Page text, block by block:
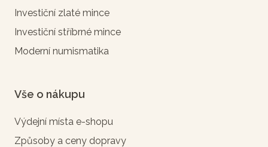
Investiční zlaté mince
Investiční stříbrné mince
Moderní numismatika
Vše o nákupu
Výdejní místa e-shopu
Způsoby a ceny dopravy